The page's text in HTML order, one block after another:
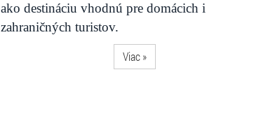
ako destináciu vhodnú pre domácich i
zahraničných turistov.
Viac »